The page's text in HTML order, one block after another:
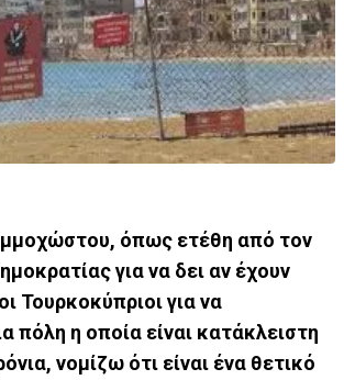
όπως ετέθη από τον
για να δει αν έχουν
Τουρκοκύπριοι για να
πόλη η οποία είναι κατάκλειστη
νομίζω ότι είναι ένα θετικό